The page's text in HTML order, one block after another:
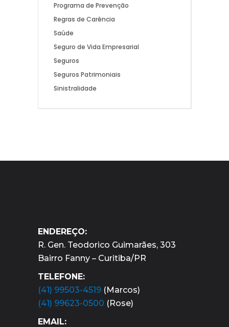
Programa de Prevenção
Regras de Carência
Saúde
Seguro de Vida Empresarial
Seguros
Seguros Patrimoniais
Sinistralidade
ENDEREÇO:
R. Gen. Teodorico Guimarães, 303
Bairro Fanny – Curitiba/PR
TELEFONE:
(41) 99503-4519 (Marcos)
(41) 99623-0500 (Rose)
EMAIL: